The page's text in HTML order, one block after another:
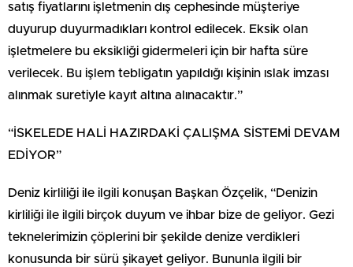
satış fiyatlarını işletmenin dış cephesinde müşteriye
duyurup duyurmadıkları kontrol edilecek. Eksik olan
işletmelere bu eksikliği gidermeleri için bir hafta süre
verilecek. Bu işlem tebligatın yapıldığı kişinin ıslak imzası
alınmak suretiyle kayıt altına alınacaktır.”
“İSKELEDE HALİ HAZIRDAKİ ÇALIŞMA SİSTEMİ DEVAM
EDİYOR”
Deniz kirliliği ile ilgili konuşan Başkan Özçelik, “Denizin
kirliliği ile ilgili birçok duyum ve ihbar bize de geliyor. Gezi
teknelerimizin çöplerini bir şekilde denize verdikleri
konusunda bir sürü şikayet geliyor. Bununla ilgili bir